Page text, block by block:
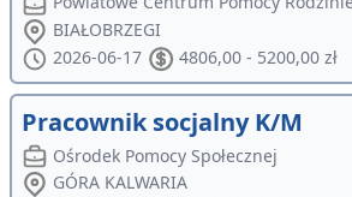
BIAŁOBRZEGI
2026-06-17
4806,00 - 5200,00 zł
Pracownik socjalny K/M
Ośrodek Pomocy Społecznej
GÓRA KALWARIA